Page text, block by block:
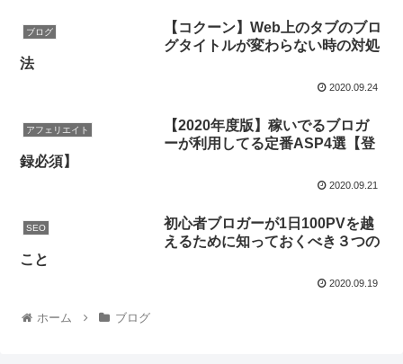
ブログ
【コクーン】Web上のタブのブロ
グタイトルが変わらない時の対処
法
2020.09.24
アフェリエイト
【2020年度版】稼いでるブロガ
ーが利用してる定番ASP4選【登
録必須】
2020.09.21
SEO
初心者ブロガーが1日100PVを越
えるために知っておくべき３つの
こと
2020.09.19
ホーム ブログ